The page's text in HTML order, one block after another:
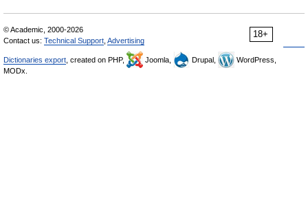
18+
© Academic, 2000-2026
Contact us: Technical Support Advertising
Dictionaries export , created on PHP, Joomla, Drupal,
WordPress,
MODx.